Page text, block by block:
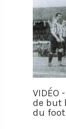
VIDÉO
de but
du